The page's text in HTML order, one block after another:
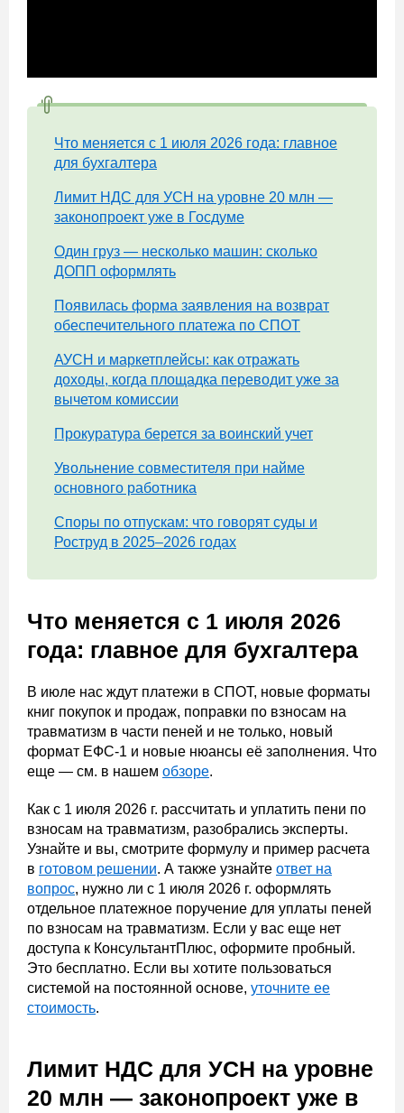
Что меняется с 1 июля 2026 года: главное
для бухгалтера
Лимит НДС для УСН на уровне 20 млн —
законопроект уже в Госдуме
Один груз — несколько машин: сколько
ДОПП оформлять
Появилась форма заявления на возврат
обеспечительного платежа по СПОТ
АУСН и маркетплейсы: как отражать
доходы, когда площадка переводит уже за
вычетом комиссии
Прокуратура берется за воинский учет
Увольнение совместителя при найме
основного работника
Споры по отпускам: что говорят суды и
Роструд в 2025–2026 годах
Что меняется с 1 июля 2026
года: главное для бухгалтера
В июле нас ждут платежи в СПОТ, новые форматы
книг покупок и продаж, поправки по взносам на
травматизм в части пеней и не только, новый
формат ЕФС-1 и новые нюансы её заполнения. Что
еще — см. в нашем обзоре.
Как с 1 июля 2026 г. рассчитать и уплатить пени по
взносам на травматизм, разобрались эксперты.
Узнайте и вы, смотрите формулу и пример расчета
в готовом решении. А также узнайте ответ на
вопрос, нужно ли с 1 июля 2026 г. оформлять
отдельное платежное поручение для уплаты пеней
по взносам на травматизм. Если у вас еще нет
доступа к КонсультантПлюс, оформите пробный.
Это бесплатно. Если вы хотите пользоваться
системой на постоянной основе, уточните ее
стоимость.
Лимит НДС для УСН на уровне
20 млн — законопроект уже в